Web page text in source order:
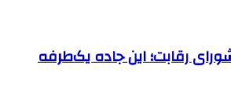
۸۵۶ شورای رقابت؛ این جاده یک‌طرفه